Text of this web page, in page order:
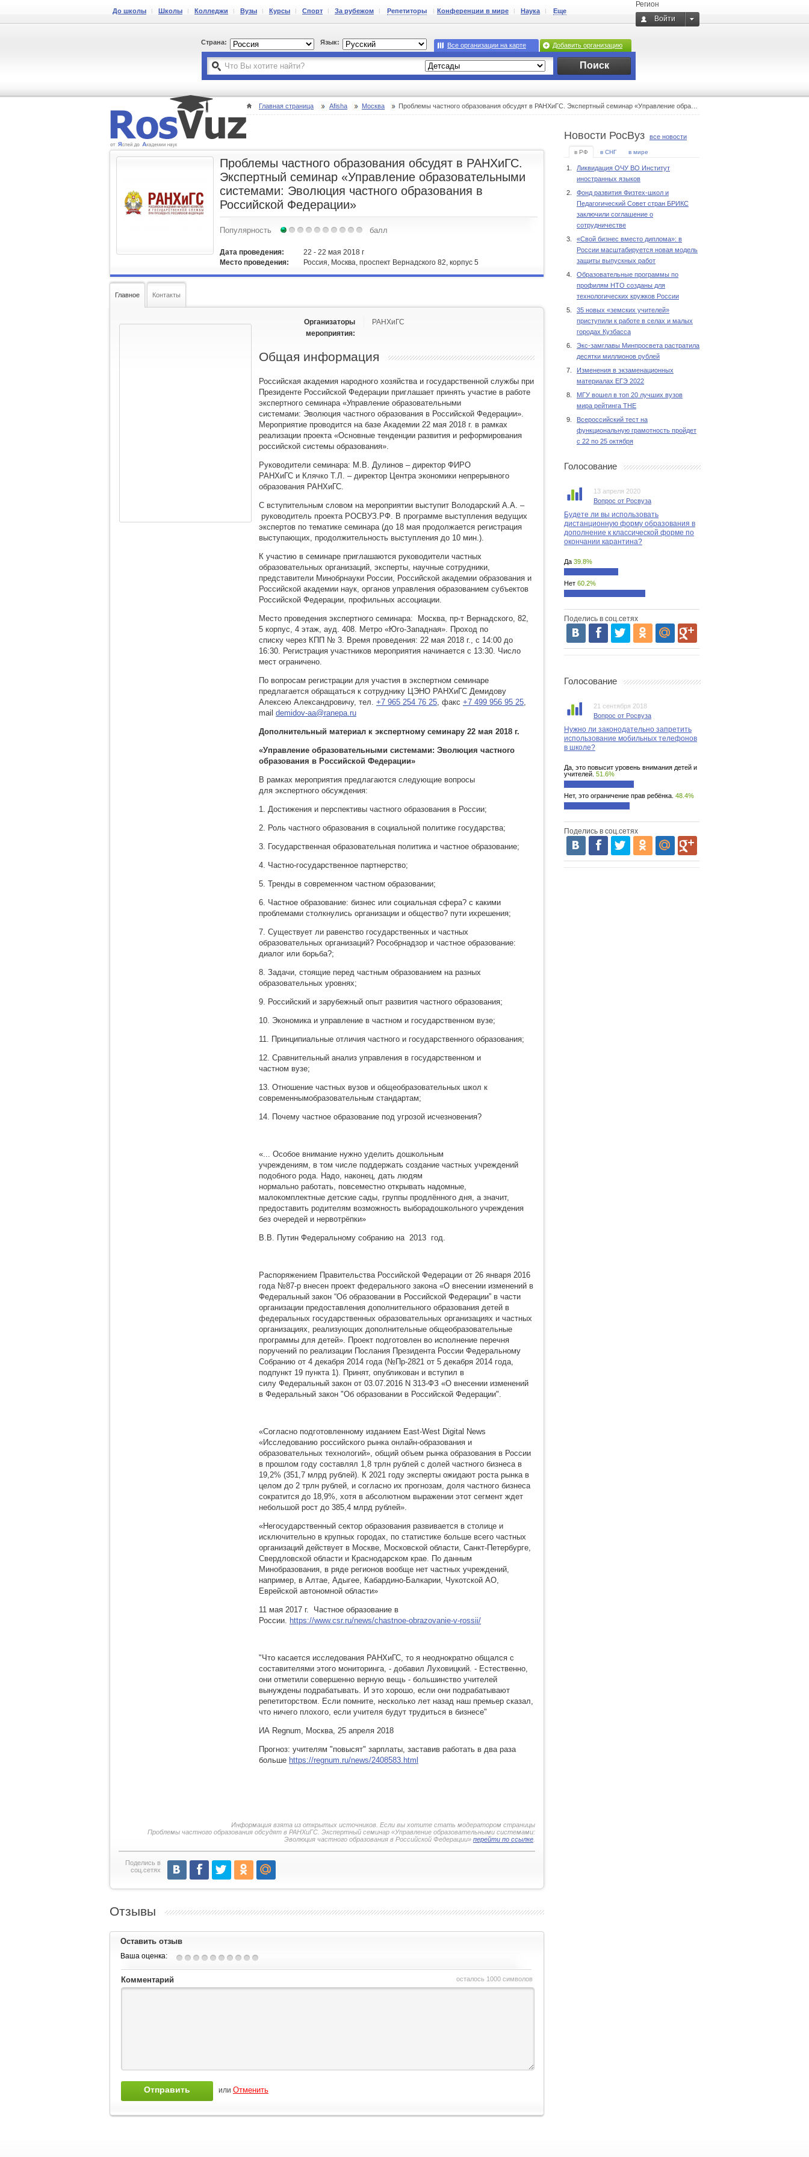
Регион
Войти
До школы Школы Колледжи Вузы Курсы Спорт За рубежом Репетиторы Конференции в мире Наука Еще
Добавить организацию
Все организации на карте
Страна: Язык:
Поиск
Главная страница Afisha Москва Проблемы частного образования обсудят в РАНХиГС. Экспертный семинар «Управление образовательными системами: Эволюция частного образования в Российской Федерации»
Новости РосВуз все новости
в РФ в СНГ в мире
1.
Ликвидация ОЧУ ВО Институт
иностранных языков
2.
Фонд развития Физтех-школ и
Педагогический Совет стран БРИКС
заключили соглашение о
сотрудничестве
3.
«Свой бизнес вместо диплома»: в
России масштабируется новая модель
защиты выпускных работ
4.
Образовательные программы по
профилям НТО созданы для
технологических кружков России
5.
35 новых «земских учителей»
приступили к работе в селах и малых
городах Кузбасса
6.
Экс-замглавы Минпросвета растратила
десятки миллионов рублей
7.
Изменения в экзаменационных
материалах ЕГЭ 2022
8.
МГУ вошел в топ 20 лучших вузов
мира рейтинга THE
9.
Всероссийский тест на
функциональную грамотность пройдет
с 22 по 25 октября
Голосование
13 апреля 2020
Вопрос от Росвуза
Будете ли вы использовать
дистанционную форму образования в
дополнение к классической форме по
окончании карантина?
Да 39.8%
Нет 60.2%
Поделись в соц.сетях
Голосование
21 сентября 2018
Вопрос от Росвуза
Нужно ли законодательно запретить
использование мобильных телефонов
в школе?
Да, это повысит уровень внимания детей и
учителей. 51.6%
Нет, это ограничение прав ребёнка. 48.4%
Поделись в соц.сетях
Проблемы частного образования обсудят в РАНХиГС.
Экспертный семинар «Управление образовательными
системами: Эволюция частного образования в
Российской Федерации»
Популярность балл
Дата проведения:
Место проведения:
22 - 22 мая 2018 г
Россия, Москва, проспект Вернадского 82, корпус 5
Главное Контакты
Информация взята из открытых источников. Если вы хотите стать модератором страницы
Проблемы частного образования обсудят в РАНХиГС. Экспертный семинар «Управление образовательными системами:
Эволюция частного образования в Российской Федерации» перейти по ссылке
Поделись в
соц.сетях
Организаторы
мероприятия:
РАНХиГС
Общая информация
Российская академия народного хозяйства и государственной службы при
Президенте Российской Федерации приглашает принять участие в работе
экспертного семинара «Управление образовательными
системами: Эволюция частного образования в Российской Федерации».
Мероприятие проводится на базе Академии 22 мая 2018 г. в рамках
реализации проекта «Основные тенденции развития и реформирования
российской системы образования».
Руководители семинара: М.В. Дулинов – директор ФИРО
РАНХиГС и Клячко Т.Л. – директор Центра экономики непрерывного
образования РАНХиГС.
С вступительным словом на мероприятии выступит Володарский А.А. –
руководитель проекта РОСВУЗ.РФ. В программе выступления ведущих
экспертов по тематике семинара (до 18 мая продолжается регистрация
выступающих, продолжительность выступления до 10 мин.).
К участию в семинаре приглашаются руководители частных
образовательных организаций, эксперты, научные сотрудники,
представители Минобрнауки России, Российской академии образования и
Российской академии наук, органов управления образованием субъектов
Российской Федерации, профильных ассоциации.
​Место проведения экспертного семинара: Москва, пр-т Вернадского, 82,
5 корпус, 4 этаж, ауд. 408. Метро «Юго-Западная». Проход по
списку через КПП № 3. Время проведения: 22 мая 2018 г., с 14:00 до
16:30. Регистрация участников мероприятия начинается с 13:30. Число
мест ограничено.
​По вопросам регистрации для участия в экспертном семинаре
предлагается обращаться к сотруднику ЦЭНО РАНХиГС Демидову
Алексею Александровичу, тел. +7 965 254 76 25, факс +7 499 956 95 25,
mail demidov-aa@ranepa.ru
Дополнительный материал к экспертному семинару 22 мая 2018 г.
«Управление образовательными системами: Эволюция частного
образования в Российской Федерации»
В рамках мероприятия предлагаются следующие вопросы
для экспертного обсуждения:
1. Достижения и перспективы частного образования в России;
2. Роль частного образования в социальной политике государства;
3. Государственная образовательная политика и частное образование;
4. Частно-государственное партнерство;
5. Тренды в современном частном образовании;
6. Частное образование: бизнес или социальная сфера? с какими
проблемами столкнулись организации и общество? пути ихрешения;
7. Существует ли равенство государственных и частных
образовательных организаций? Рособрнадзор и частное образование:
диалог или борьба?;
8. Задачи, стоящие перед частным образованием на разных
образовательных уровнях;
9. Российский и зарубежный опыт развития частного образования;
10. Экономика и управление в частном и государственном вузе;
11. Принципиальные отличия частного и государственного образования;
12. Сравнительный анализ управления в государственном и
частном вузе;
13. Отношение частных вузов и общеобразовательных школ к
современнымобразовательным стандартам;
14. Почему частное образование под угрозой исчезновения?
«... Особое внимание нужно уделить дошкольным
учреждениям, в том числе поддержать создание частных учреждений
подобного рода. Надо, наконец, дать людям
нормально работать, повсеместно открывать надомные,
малокомплектные детские сады, группы продлённого дня, а значит,
предоставить родителям возможность выборадошкольного учреждения
без очередей и нервотрёпки»
В.В. Путин Федеральному собранию на 2013 год.
Распоряжением Правительства Российской Федерации от 26 января 2016
года №87-р внесен проект федерального закона «О внесении изменений в
Федеральный закон “Об образовании в Российской Федерации” в части
организации предоставления дополнительного образования детей в
федеральных государственных образовательных организациях и частных
организациях, реализующих дополнительные общеобразовательные
программы для детей». Проект подготовлен во исполнение перечня
поручений по реализации Послания Президента России Федеральному
Собранию от 4 декабря 2014 года (№Пр-2821 от 5 декабря 2014 года,
подпункт 19 пункта 1). Принят, опубликован и вступил в
силу Федеральный закон от 03.07.2016 N 313-ФЗ «О внесении изменений
в Федеральный закон "Об образовании в Российской Федерации".
«Согласно подготовленному изданием East-West Digital News
«Исследованию российского рынка онлайн-образования и
образовательных технологий», общий объем рынка образования в России
в прошлом году составлял 1,8 трлн рублей с долей частного бизнеса в
19,2% (351,7 млрд рублей). К 2021 году эксперты ожидают роста рынка в
целом до 2 трлн рублей, и согласно их прогнозам, доля частного бизнеса
сократится до 18,9%, хотя в абсолютном выражении этот сегмент ждет
небольшой рост до 385,4 млрд рублей».
«Негосударственный сектор образования развивается в столице и
исключительно в крупных городах, по статистике больше всего частных
организаций действует в Москве, Московской области, Санкт-Петербурге,
Свердловской области и Краснодарском крае. По данным
Минобразования, в ряде регионов вообще нет частных учреждений,
например, в Алтае, Адыгее, Кабардино-Балкарии, Чукотской АО,
Еврейской автономной области»
11 мая 2017 г. Частное образование в
России. https://www.csr.ru/news/chastnoe-obrazovanie-v-rossii/
"Что касается исследования РАНХиГС, то я неоднократно общался с
составителями этого мониторинга, - добавил Луховицкий. - Естественно,
они отметили совершенно верную вещь - большинство учителей
вынуждены подрабатывать. И это хорошо, если они подрабатывают
репетиторством. Если помните, несколько лет назад наш премьер сказал,
что ничего плохого, если учителя будут трудиться в бизнесе"
ИА Regnum, Москва, 25 апреля 2018
Прогноз: учителям "повысят" зарплаты, заставив работать в два раза
больше https://regnum.ru/news/2408583.html
Отзывы
Оставить отзыв
Ваша оценка:
осталось 1000 символов
Комментарий
или